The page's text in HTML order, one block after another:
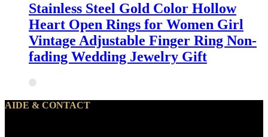
Stainless Steel Gold Color Hollow
Heart Open Rings for Women Girl
Vintage Adjustable Finger Ring Non-
fading Wedding Jewelry Gift
AIDE & CONTACT